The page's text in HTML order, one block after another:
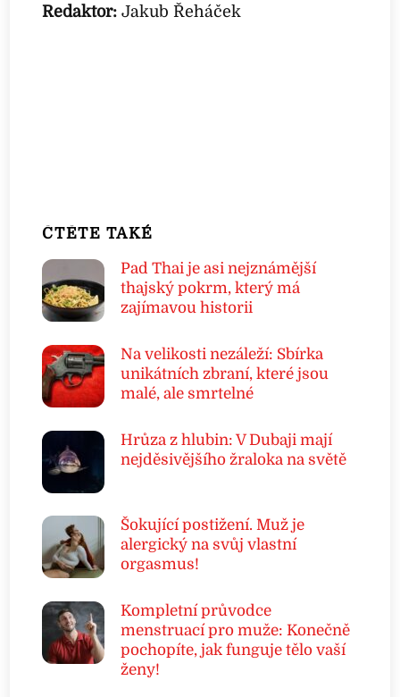
Redaktor:Jakub Řeháček
ČTĚTE TAKÉ
Pad Thai je asi nejznámější
thajský pokrm, který má
zajímavou historii
Na velikosti nezáleží: Sbírka
unikátních zbraní, které jsou
malé, ale smrtelné
Hrůza z hlubin: V Dubaji mají
nejděsivějšího žraloka na světě
Šokující postižení. Muž je
alergický na svůj vlastní
orgasmus!
Kompletní průvodce
menstruací pro muže: Konečně
pochopíte, jak funguje tělo vaší
ženy!